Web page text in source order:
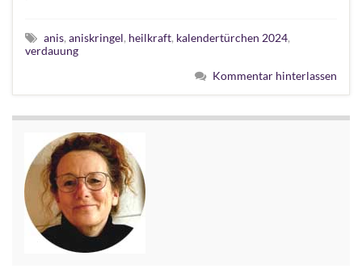
anis, aniskringel, heilkraft, kalendertürchen 2024,
verdauung
Kommentar hinterlassen